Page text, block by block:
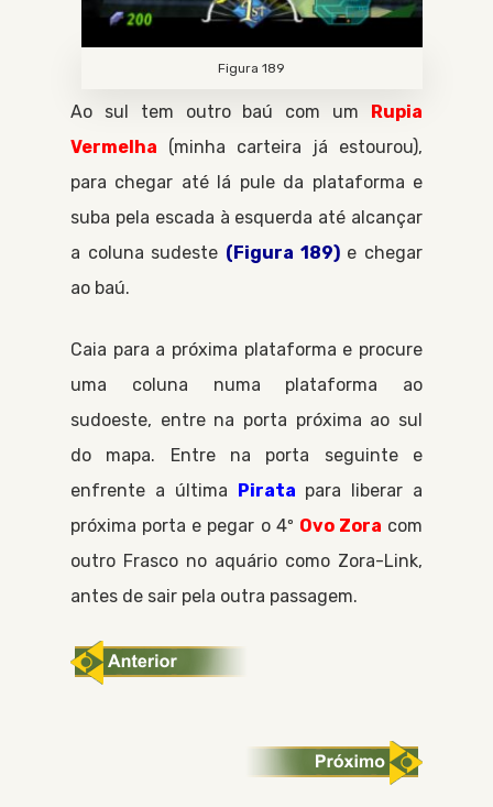
Figura 189
Ao sul tem outro baú com um Rupia
Vermelha (minha carteira já estourou),
para chegar até lá pule da plataforma e
suba pela escada à esquerda até alcançar
a coluna sudeste (Figura 189)e chegar
ao baú.
Caia para a próxima plataforma e procure
uma coluna numa plataforma ao
sudoeste, entre na porta próxima ao sul
do mapa. Entre na porta seguinte e
enfrente a última Pirata para liberar a
próxima porta e pegar o 4º Ovo Zora com
outro Frasco no aquário como Zora-Link,
antes de sair pela outra passagem.